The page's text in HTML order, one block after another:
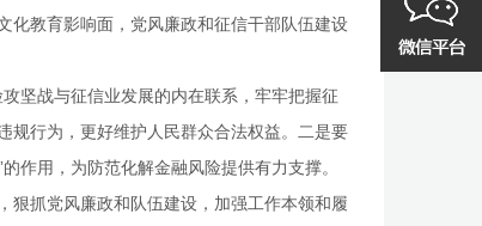
化教育影响面，党风廉政和征信干部队伍建设
坚战与征信业发展的内在联系，牢牢把握征
规行为，更好维护人民群众合法权益。二是要
作用，为防范化解金融风险提供有力支撑。
狠抓党风廉政和队伍建设，加强工作本领和履